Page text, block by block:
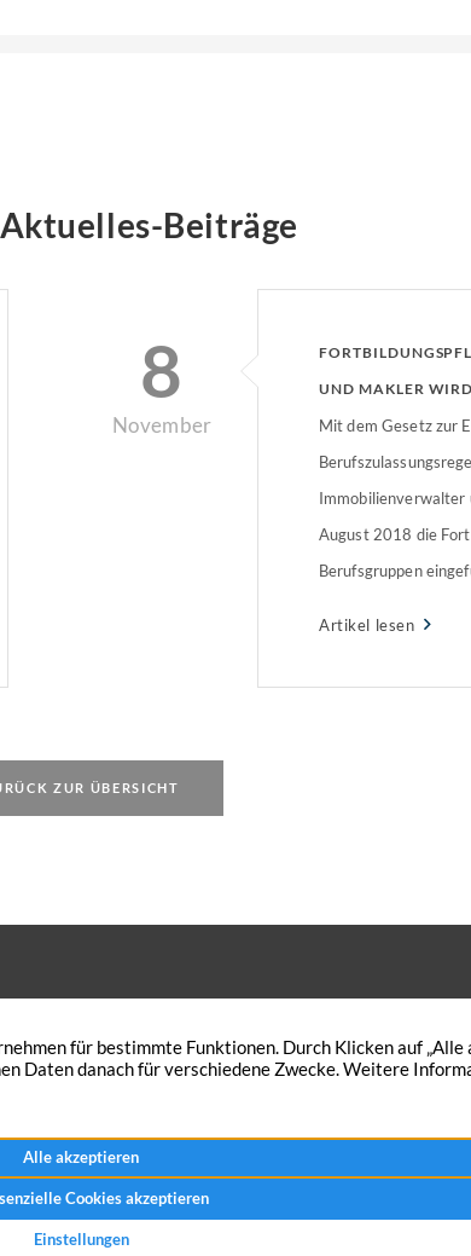
Beiträge
8
November
UND MAKLER
Mit dem Gesetz zur
Immobilienverwalter
August 2018 die
Berufsgruppen
Artikel lesen
ZUR ÜBERSICHT
zu
zum
Peterskath 21
+49 2855 9214445